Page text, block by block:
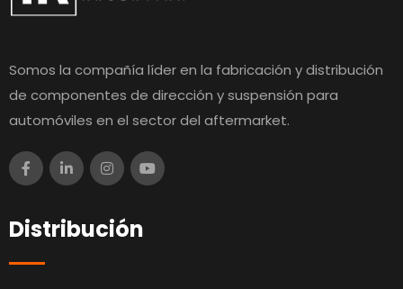
Somos la compañía líder en la fabricación y distribución
de componentes de dirección y suspensión para
automóviles en el sector del aftermarket.
Distribución